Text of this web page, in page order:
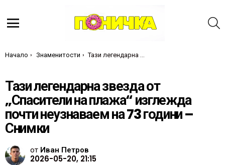
Ти си тук:
Начало Знаменитости Тази легендарна звезда от „Спасители на плажа“ изглежда почти неузнаваем на 73 години – Снимки
Тази легендарна звезда от
„Спасители на плажа“ изглежда
почти неузнаваем на 73 години –
Снимки
от Иван Петров
2026-05-20, 21:15